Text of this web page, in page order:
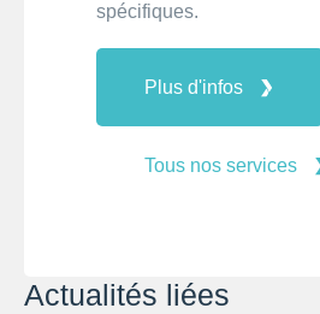
spécifiques.
Plus d'infos
Tous nos services
Actualités liées